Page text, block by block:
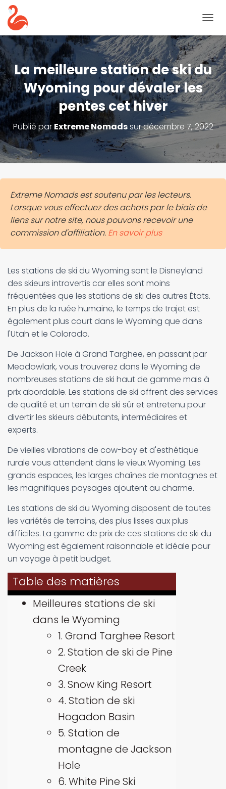
A
S
C
U
L
E
R
L
A
N
A
V
G
T
La meilleure station de ski du
Wyoming pour dévaler les
pentes cet hiver
Publié parExtreme Nomadssurdécembre 7, 2022
Extreme Nomads est soutenu par les lecteurs.
Lorsque vous effectuez des achats par le biais de
liens sur notre site, nous pouvons recevoir une
commission d'affiliation. En savoir plus
Les stations de ski du Wyoming sont le Disneyland
des skieurs introvertis car elles sont moins
fréquentées que les stations de ski des autres États.
En plus de la ruée humaine, le temps de trajet est
également plus court dans le Wyoming que dans
l'Utah et le Colorado.
De Jackson Hole à Grand Targhee, en passant par
Meadowlark, vous trouverez dans le Wyoming de
nombreuses stations de ski haut de gamme mais à
prix abordable. Les stations de ski offrent des services
de qualité et un terrain de ski sûr et entretenu pour
divertir les skieurs débutants, intermédiaires et
experts.
De vieilles vibrations de cow-boy et d'esthétique
rurale vous attendent dans le vieux Wyoming. Les
grands espaces, les larges chaînes de montagnes et
les magnifiques paysages ajoutent au charme.
Les stations de ski du Wyoming disposent de toutes
les variétés de terrains, des plus lisses aux plus
difficiles. La gamme de prix de ces stations de ski du
Wyoming est également raisonnable et idéale pour
un voyage à petit budget.
Table des matières
Meilleures stations de ski
dans le Wyoming
1. Grand Targhee Resort
2. Station de ski de Pine
Creek
3. Snow King Resort
4. Station de ski
Hogadon Basin
5. Station de
montagne de Jackson
Hole
6. White Pine Ski